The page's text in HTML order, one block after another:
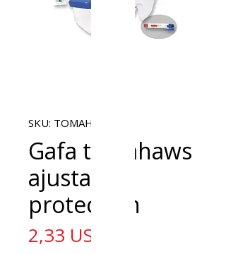
SKU: TOMAHAWS
Gafa tomahaws
ajustable
protección
2,33 US$